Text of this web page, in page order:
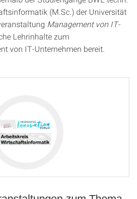
(M.Sc.) der Universität
Management von IT-
Lehrinhalte zum
von IT-Unternehmen bereit.